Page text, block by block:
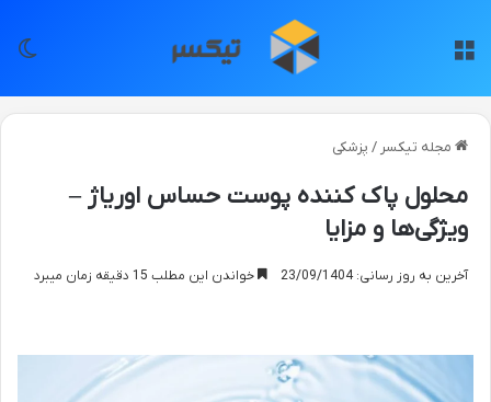
مجله تیکسر / پزشکی
محلول پاک کننده پوست حساس اوریاژ –
ویژگی‌ها و مزایا
آخرین به روز رسانی: 23/09/1404 خواندن این مطلب 15 دقیقه زمان میبرد